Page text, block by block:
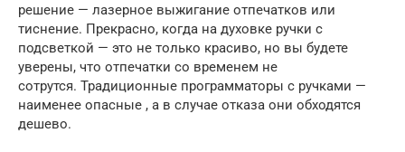
решение — лазерное выжигание отпечатков или
тиснение. Прекрасно, когда на духовке ручки с
подсветкой — это не только красиво, но вы будете
уверены, что отпечатки со временем не
сотрутся. Традиционные программаторы с ручками —
наименее опасные , а в случае отказа они обходятся
дешево.